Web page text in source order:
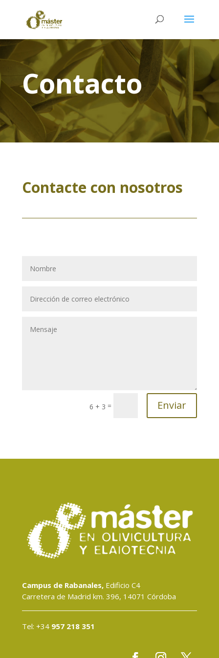
Contacto
Contacte con nosotros
6 + 3 = Enviar
Campus de Rabanales,Edificio C4
Carretera de Madrid km. 396, 14071 Córdoba
Tel: +34 957 218 351